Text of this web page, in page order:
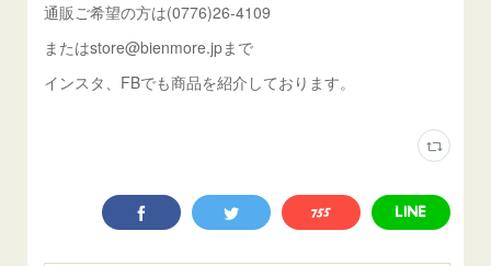
通販ご希望の方は(0776)26-4109
またはstore@bienmore.jpまで
インスタ、FBでも商品を紹介しております。